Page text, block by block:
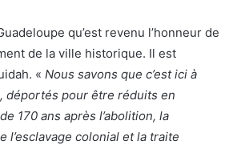
qu’est revenu l’honneur de
de la ville historique. Il est
« Nous savons que c’est ici à
déportés pour être réduits en
170 ans après l’abolition, la
l’esclavage colonial et la traite